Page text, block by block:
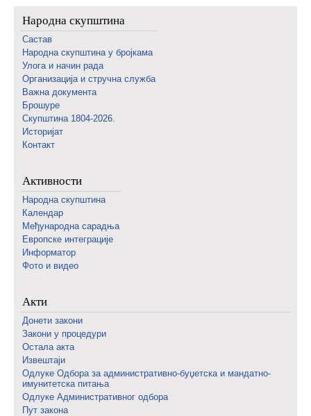
Народна скупштина
Састав
Народна скупштина у бројкама
Улога и начин рада
Организација и стручна служба
Важна документа
Брошуре
Скупштина 1804-2026.
Историјат
Контакт
Активности
Народна скупштина
Календар
Међународна сарадња
Европске интеграције
Информатор
Фото и видео
Акти
Донети закони
Закони у процедури
Остала акта
Извештаји
Одлуке Одбора за административно-буџетска и мандатно-
имунитетска питања
Одлуке Административног одбора
Пут закона